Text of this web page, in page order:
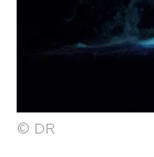
© DR